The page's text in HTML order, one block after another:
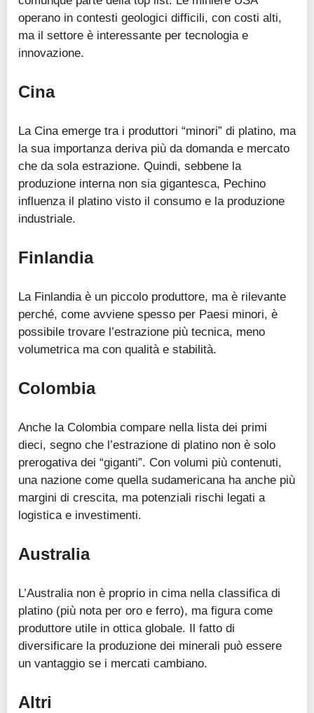
operano in contesti geologici difficili, con costi alti,
ma il settore è interessante per tecnologia e
innovazione.
Cina
La Cina emerge tra i produttori “minori” di platino, ma
la sua importanza deriva più da domanda e mercato
che da sola estrazione. Quindi, sebbene la
produzione interna non sia gigantesca, Pechino
influenza il platino visto il consumo e la produzione
industriale.
Finlandia
La Finlandia è un piccolo produttore, ma è rilevante
perché, come avviene spesso per Paesi minori, è
possibile trovare l’estrazione più tecnica, meno
volumetrica ma con qualità e stabilità.
Colombia
Anche la Colombia compare nella lista dei primi
dieci, segno che l’estrazione di platino non è solo
prerogativa dei “giganti”. Con volumi più contenuti,
una nazione come quella sudamericana ha anche più
margini di crescita, ma potenziali rischi legati a
logistica e investimenti.
Australia
L’Australia non è proprio in cima nella classifica di
platino (più nota per oro e ferro), ma figura come
produttore utile in ottica globale. Il fatto di
diversificare la produzione dei minerali può essere
un vantaggio se i mercati cambiano.
Altri